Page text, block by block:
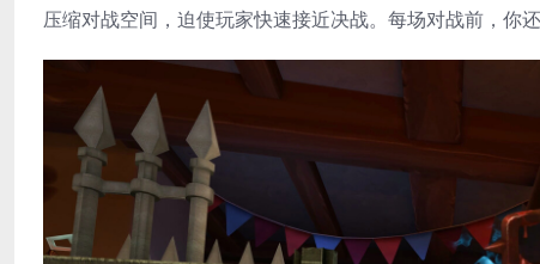
压缩对战空间，迫使玩家快速接近决战。每场对战前，你